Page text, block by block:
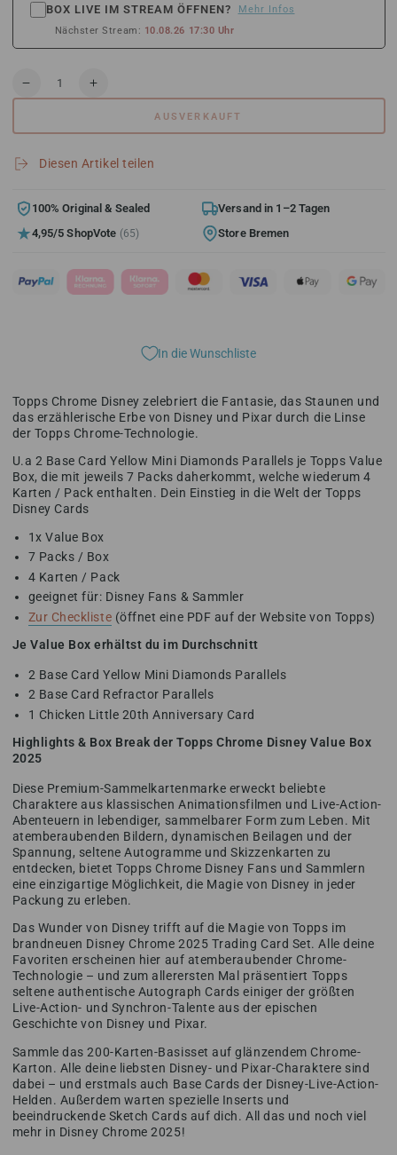
BOX LIVE IM STREAM ÖFFNEN?
Mehr Infos
Nächster Stream: 10.08.26 17:30 Uhr
Verringere
Topps
Value
2025
Erhöhe
Topps
Value
2025
AUSVERKAUFT
Diesen Artikel teilen
100% Original & Sealed
Versand in 1–2 Tagen
4,95/5 ShopVote (65) Store Bremen
In die Wunschliste
Topps Chrome Disney zelebriert die Fantasie, das Staunen und
das erzählerische Erbe von Disney und Pixar durch die Linse
der Topps Chrome-Technologie.
U.a 2 Base Card Yellow Mini Diamonds Parallels je Topps Value
Box, die mit jeweils 7 Packs daherkommt, welche wiederum 4
Karten / Pack enthalten. Dein Einstieg in die Welt der Topps
Disney Cards
1x Value Box
7 Packs / Box
4 Karten / Pack
geeignet für: Disney Fans & Sammler
Zur Checkliste (öffnet eine PDF auf der Website von Topps)
Je Value Box erhältst du im Durchschnitt
2 Base Card Yellow Mini Diamonds Parallels
2 Base Card Refractor Parallels
1 Chicken Little 20th Anniversary Card
Highlights & Box Break der Topps Chrome Disney Value Box
2025
Diese Premium-Sammelkartenmarke erweckt beliebte
Charaktere aus klassischen Animationsfilmen und Live-Action-
Abenteuern in lebendiger, sammelbarer Form zum Leben. Mit
atemberaubenden Bildern, dynamischen Beilagen und der
Spannung, seltene Autogramme und Skizzenkarten zu
entdecken, bietet Topps Chrome Disney Fans und Sammlern
eine einzigartige Möglichkeit, die Magie von Disney in jeder
Packung zu erleben.
Das Wunder von Disney trifft auf die Magie von Topps im
brandneuen Disney Chrome 2025 Trading Card Set. Alle deine
Favoriten erscheinen hier auf atemberaubender Chrome-
Technologie – und zum allerersten Mal präsentiert Topps
seltene authentische Autograph Cards einiger der größten
Live-Action- und Synchron-Talente aus der epischen
Geschichte von Disney und Pixar.
Sammle das 200-Karten-Basisset auf glänzendem Chrome-
Karton. Alle deine liebsten Disney- und Pixar-Charaktere sind
dabei – und erstmals auch Base Cards der Disney-Live-Action-
Helden. Außerdem warten spezielle Inserts und
beeindruckende Sketch Cards auf dich. All das und noch viel
mehr in Disney Chrome 2025!